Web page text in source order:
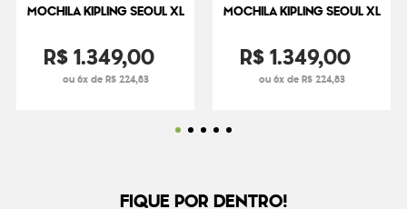
MOCHILA KIPLING SEOUL XL
R$1.349,00
ou 6x de R$ 224,83
MOCHILA KIPLING SEOUL XL
R$1.349,00
ou 6x de R$ 224,83
FIQUE POR DENTRO!